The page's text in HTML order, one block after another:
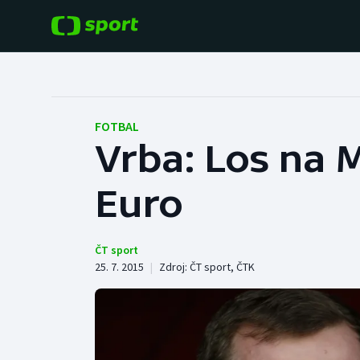
Hokej
Tenis
Cyklistika
Baseball a softbal
Boby a skeleton
Box
FOTBAL
Vrba: Los na
Euro
ČT sport
25. 7. 2015 | Zdroj: ČT sport, ČTK